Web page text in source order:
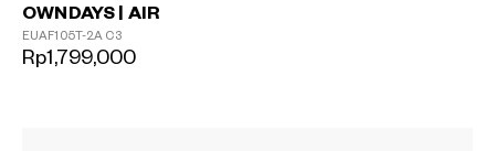
OWNDAYS | AIR
EUAF105T-2A C3
Rp1,799,000